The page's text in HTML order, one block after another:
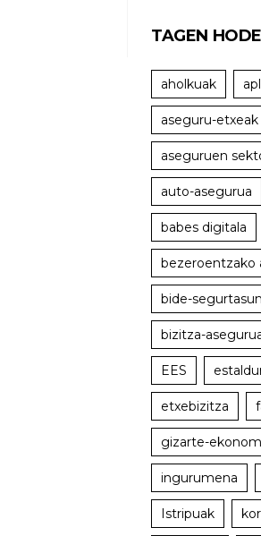
TAGEN
aholkuak
aseguru-etxeak
aseguruen
auto-asegurua
babes digitala
bezeroentzako
bide-
bizitza-
EES
etxebizitza
gizarte-
ingurumena
Istripuak